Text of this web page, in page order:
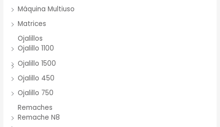
Máquina Multiuso
Matrices
Ojalillos
Ojalillo 1100
Ojalillo 1500
Ojalillo 450
Ojalillo 750
Remaches
Remache N8